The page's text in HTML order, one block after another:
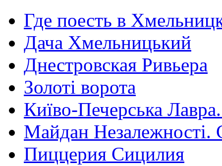
Где поесть в
Дача Хмельницький
Днестровская Ривьера
Золоті ворота
Київо-Печерська
Майдан Незалежності.
Пиццерия Сицилия